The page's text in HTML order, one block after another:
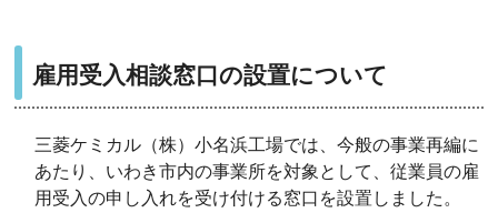
雇用受入相談窓口の設置について
三菱ケミカル（株）小名浜工場では、今般の事業再編に
あたり、いわき市内の事業所を対象として、従業員の雇
用受入の申し入れを受け付ける窓口を設置しました。